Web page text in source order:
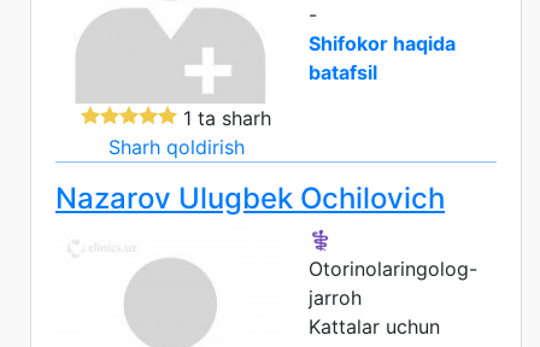
1 ta sharh
Sharh qoldirish
-
Shifokor haqida
batafsil
Nazarov Ulugbek Ochilovich
⚕️
Otorinolaringolog-
jarroh
Kattalar uchun